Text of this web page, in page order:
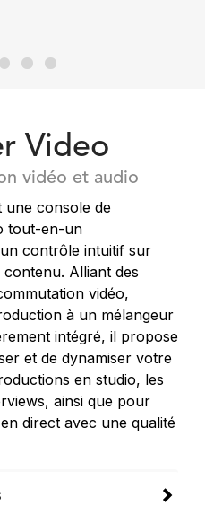
Video
vidéo et audio
une console de
tout-en-un
contrôle intuitif sur
Alliant des
vidéo,
à un mélangeur
intégré, il propose
et de dynamiser votre
en studio, les
ainsi que pour
direct avec une qualité